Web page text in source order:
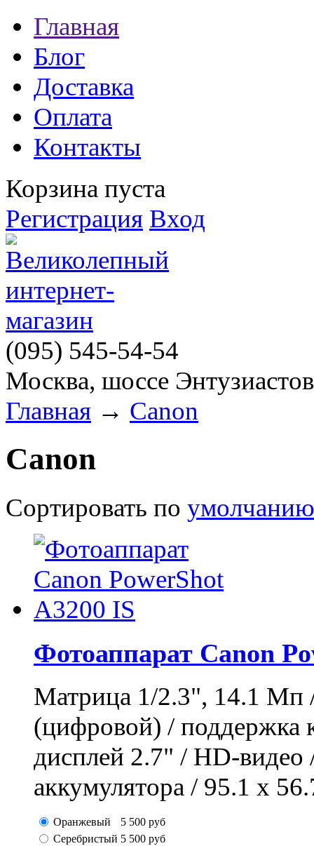
Главная
Блог
Доставка
Оплата
Контакты
Корзина пуста
Регистрация Вход
(095) 545-54-54
Москва, шоссе
Главная → Canon
Canon
Сортировать по умолчанию
Фотоаппарат Canon
Матрица 1/2.3", 14.1 Мп
(цифровой) / поддержка
дисплей 2.7" / HD-видео
аккумулятора / 95.1 x
Оранжевый 5 500 руб
Серебристый 5 500 руб